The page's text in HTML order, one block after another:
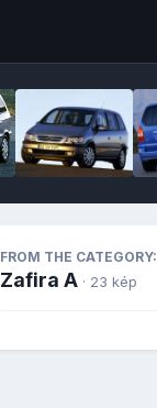
FROM THE CATEGORY:
Zafira A · 23 kép